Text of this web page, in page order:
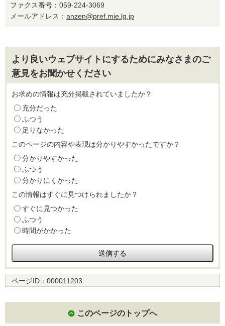
ファクス番号：059-224-3069
メールアドレス： anzen@pref.mie.lg.jp
より良いウェブサイトにするためにみなさまのご
意見をお聞かせください
お求めの情報は充分掲載されていましたか？
充分だった
ふつう
足りなかった
このページの内容や表現は分かりやすかったですか？
分かりやすかった
ふつう
分かりにくかった
この情報はすぐに見つけられましたか？
すぐに見つかった
ふつう
時間がかかった
ページID： 000011203
このページのトップへ